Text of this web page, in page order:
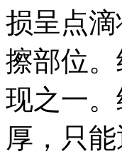
损呈点
擦部位
现之一
厚，只能